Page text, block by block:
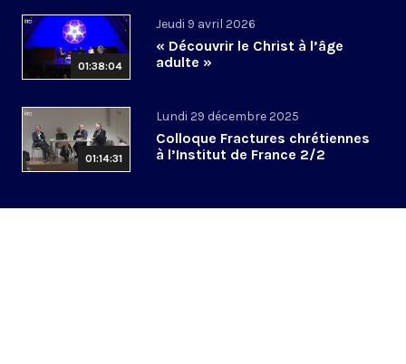
01:38:04
Jeudi 9 avril 2026
« Découvrir le Christ à l’âge
adulte »
01:14:31
Lundi 29 décembre 2025
Colloque Fractures chrétiennes
à l’Institut de France 2/2